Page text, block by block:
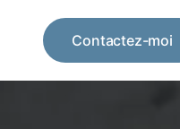
Contactez-moi